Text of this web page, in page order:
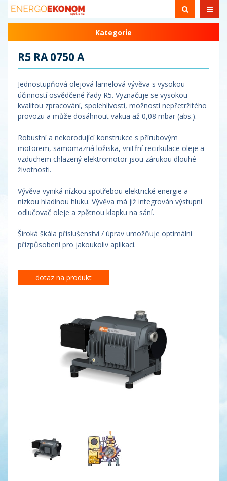
Kategorie
R5 RA 0750 A
Jednostupňová olejová lamelová vývěva s vysokou
účinností osvědčené řady R5. Vyznačuje se vysokou
kvalitou zpracování, spolehlivostí, možností nepřetržitého
provozu a může dosáhnout vakua až 0,08 mbar (abs.).
Robustní a nekorodující konstrukce s přírubovým
motorem, samomazná ložiska, vnitřní recirkulace oleje a
vzduchem chlazený elektromotor jsou zárukou dlouhé
životnosti.
Vývěva vyniká nízkou spotřebou elektrické energie a
nízkou hladinou hluku. Vývěva má již integrován výstupní
odlučovač oleje a zpětnou klapku na sání.
Široká škála příslušenství / úprav umožňuje optimální
přizpůsobení pro jakoukoliv aplikaci.
dotaz na produkt